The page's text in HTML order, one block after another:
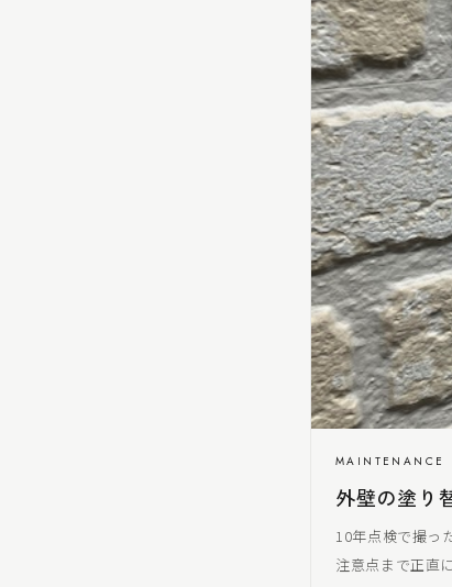
MAINTENANCE
外壁の塗り
10年点検で撮っ
注意点まで正直